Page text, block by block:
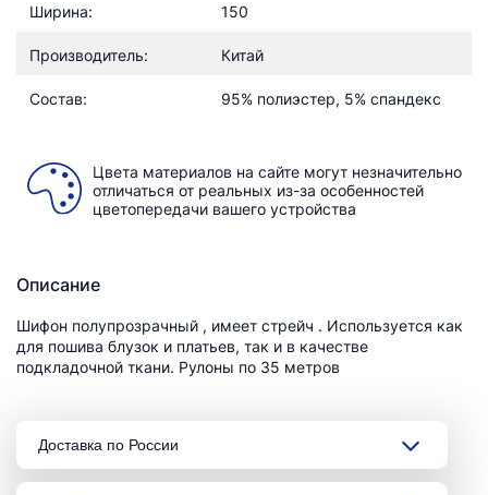
Ширина: 150
Производитель: Китай
Состав: 95% полиэстер, 5% спандекс
Цвета материалов на сайте могут незначительно
отличаться от реальных из-за особенностей
цветопередачи вашего устройства
Описание
Шифон полупрозрачный , имеет стрейч . Используется как
для пошива блузок и платьев, так и в качестве
подкладочной ткани. Рулоны по 35 метров
Доставка по России